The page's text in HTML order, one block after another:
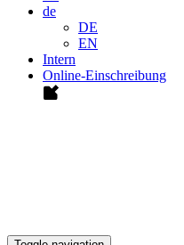
de
DE
EN
Intern
Online-Einschreibung